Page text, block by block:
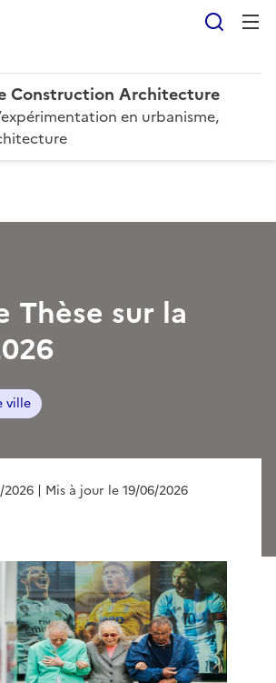
Construction Architecture
en urbanisme,
Thèse sur la
ville
2026 | Mis à jour le 19/06/2026